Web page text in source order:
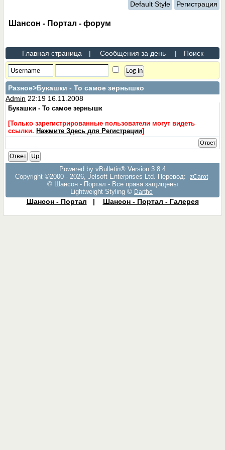
Default Style Регистрация
Шансон - Портал - форум
Главная страница | Сообщения за день | Поиск
Разное>Букашки - То самое зернышко
Admin 22:19 16.11.2008
Букашки - То самое зернышк
[Только зарегистрированные пользователи могут видеть
ссылки. Нажмите Здесь для Регистрации]
Ответ
Ответ
Up
Powered by vBulletin® Version 3.8.4
Copyright ©2000 - 2026, Jelsoft Enterprises Ltd. Перевод:
zCarot
© Шансон - Портал - Все права защищены
Lightweight Styling © Dartho
Шансон - Портал | Шансон - Портал - Галерея